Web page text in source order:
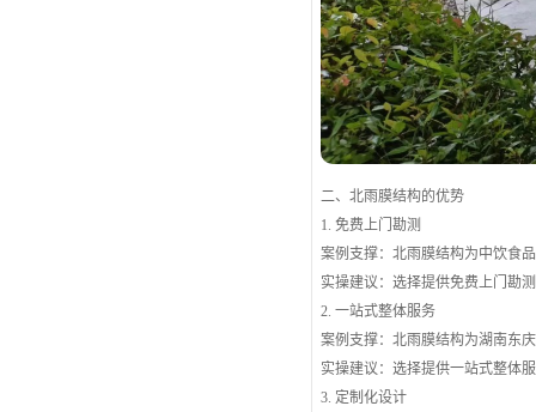
二、北雨膜结构的优势
1. 免费上门勘测
案例支撑：北雨膜结构为中饮食
实操建议：选择提供免费上门勘
2. 一站式整体服务
案例支撑：北雨膜结构为湖南东
实操建议：选择提供一站式整体
3. 定制化设计